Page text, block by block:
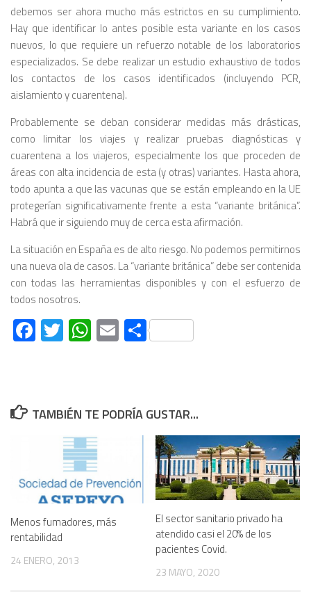
debemos ser ahora mucho más estrictos en su cumplimiento.
Hay que identificar lo antes posible esta variante en los casos
nuevos, lo que requiere un refuerzo notable de los laboratorios
especializados. Se debe realizar un estudio exhaustivo de todos
los contactos de los casos identificados (incluyendo PCR,
aislamiento y cuarentena).
Probablemente se deban considerar medidas más drásticas,
como limitar los viajes y realizar pruebas diagnósticas y
cuarentena a los viajeros, especialmente los que proceden de
áreas con alta incidencia de esta (y otras) variantes. Hasta ahora,
todo apunta a que las vacunas que se están empleando en la UE
protegerían significativamente frente a esta “variante británica”.
Habrá que ir siguiendo muy de cerca esta afirmación.
La situación en España es de alto riesgo. No podemos permitirnos
una nueva ola de casos. La “variante británica” debe ser contenida
con todas las herramientas disponibles y con el esfuerzo de
todos nosotros.
Facebook
Twitter
WhatsApp
EmailCompartir
TAMBIÉN TE PODRÍA GUSTAR...
Menos fumadores, más
rentabilidad
24 ENERO, 2013
El sector sanitario privado ha
atendido casi el 20% de los
pacientes Covid.
23 MAYO, 2020